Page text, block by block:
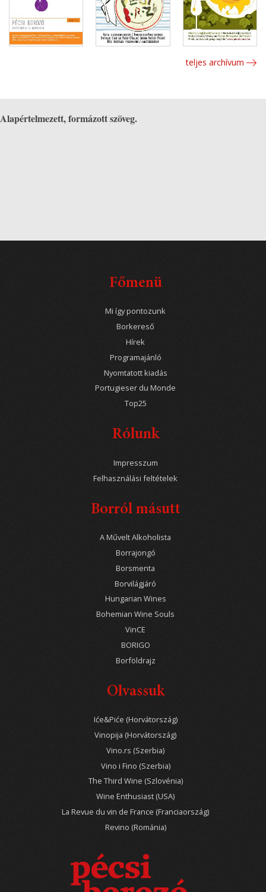
teljes archívum
Alapértelmezett, formázott szöveg.
Főmenü
Mi így pontozunk
Borkereső
Hírek
Programajánló
Nyomtatott kiadás
Portugieser du Monde
Top25
Rólunk
Impresszum
Felhasználási feltételek
Borról másutt
A Művelt Alkoholista
Borrajongó
Borsmenta
Borvilágjáró
Hungarian Wines
Bohemian Wine Souls
VinCE
BORIGO
Borföldrajz
Olvassuk
Iće&Piće (Horvátország)
Vinopija (Horvátország)
Vino.rs (Szerbia)
Vino i Fino (Szerbia)
The Third Wine (Szlovénia)
Wine Enthusiast (USA)
La Revue du vin de France (Franciaország)
Revino (Románia)